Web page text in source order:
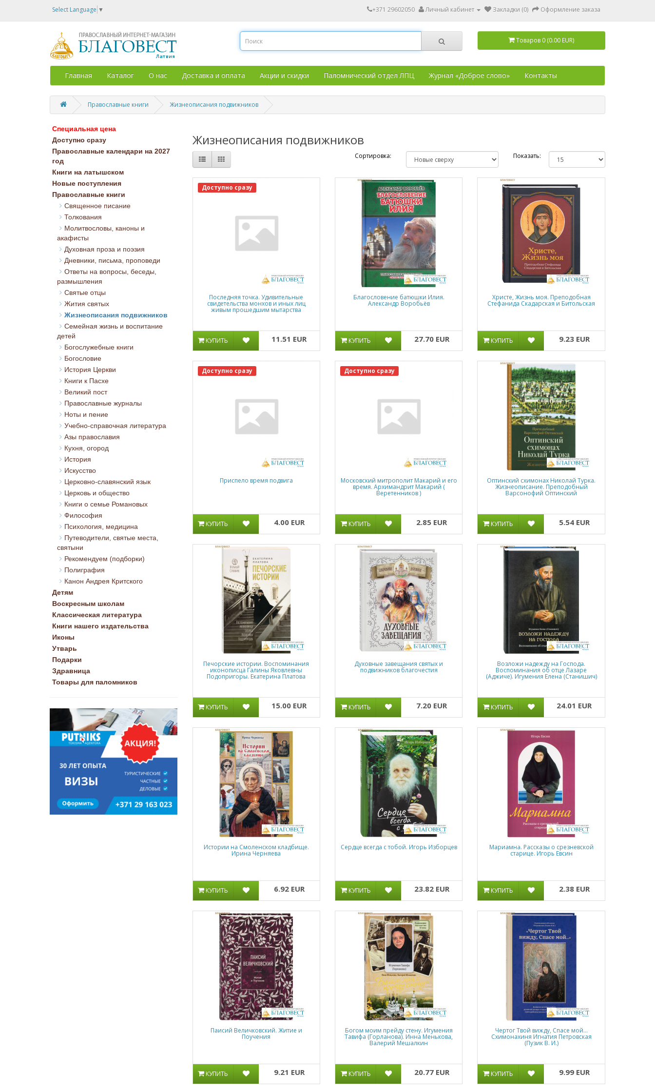
Select Language ▼ +371 29602050 Личный кабинет Закладки (0) Оформление заказа
Товаров 0 (0.00 EUR)
Главная Каталог О нас Доставка и оплата Акции и скидки Паломнический отдел ЛПЦ Журнал «Доброе слово» Контакты
Православные книги Жизнеописания подвижников
Специальная цена
Доступно сразу
Православные календари на 2027
год
Книги на латышском
Новые поступления
Православные книги
Священное писание
Толкования
Молитвословы, каноны и
акафисты
Духовная проза и поэзия
Дневники, письма, проповеди
Ответы на вопросы, беседы,
размышления
Святые отцы
Жития святых
Жизнеописания подвижников
Семейная жизнь и воспитание
детей
Богослужебные книги
Богословие
История Церкви
Книги к Пасхе
Великий пост
Православные журналы
Ноты и пение
Учебно-справочная литература
Азы православия
Кухня, огород
История
Искусство
Церковно-славянский язык
Церковь и общество
Книги о семье Романовых
Философия
Психология, медицина
Путеводители, святые места,
святыни
Рекомендуем (подборки)
Полиграфия
Канон Андрея Критского
Детям
Воскресным школам
Классическая литература
Книги нашего издательства
Иконы
Утварь
Подарки
Здравница
Товары для паломников
Жизнеописания подвижников
Сортировка: Показать:
Доступно сразу
Последняя точка. Удивительные
свидетельства монхов и иных лиц
живым прошедшим мытарства
КУПИТЬ 11.51 EUR
Благословение батюшки Илия.
Александр Воробьёв
КУПИТЬ 27.70 EUR
Христе, Жизнь моя. Преподобная
Стефанида Скадарская и Битольская
КУПИТЬ 9.23 EUR
Доступно сразу
Приспело время подвига
КУПИТЬ 4.00 EUR
Доступно сразу
Московский митрополит Макарий и его
время. Архимандрит Макарий (
Веретенников )
КУПИТЬ 2.85 EUR
Оптинский схимонах Николай Турка.
Жизнеописание. Преподобный
Варсонофий Оптинский
КУПИТЬ 5.54 EUR
Печорские истории. Воспоминания
иконописца Галины Яковлевны
Подопригоры. Екатерина Платова
КУПИТЬ 15.00 EUR
Духовные завещания святых и
подвижников благочестия
КУПИТЬ 7.20 EUR
Возложи надежду на Господа.
Воспоминания об отце Лазаре
(Аджиче). Игумения Елена (Станишич)
КУПИТЬ 24.01 EUR
Истории на Смоленском кладбище.
Ирина Черняева
КУПИТЬ 6.92 EUR
Сердце всегда с тобой. Игорь Изборцев
КУПИТЬ 23.82 EUR
Мариамна. Рассказы о срезневской
старице. Игорь Евсин
КУПИТЬ 2.38 EUR
Паисий Величковский. Житие и
Поучения
КУПИТЬ 9.21 EUR
Богом моим прейду стену. Игумения
Тавифа (Горланова). Инна Менькова,
Валерий Мешалкин
КУПИТЬ 20.77 EUR
Чертог Твой вижду, Спасе мой...
Схимонахиня Игнатия Петровская
(Пузик В. И.)
КУПИТЬ 9.99 EUR